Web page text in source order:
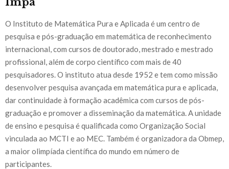
O Instituto de Matemática Pura e Aplicada é um centro de
pesquisa e pós-graduação em matemática de reconhecimento
internacional, com cursos de doutorado, mestrado e mestrado
profissional, além de corpo científico com mais de 40
pesquisadores. O instituto atua desde 1952 e tem como missão
desenvolver pesquisa avançada em matemática pura e aplicada,
dar continuidade à formação acadêmica com cursos de pós-
graduação e promover a disseminação da matemática. A unidade
de ensino e pesquisa é qualificada como Organização Social
vinculada ao MCTI e ao MEC. Também é organizadora da Obmep,
a maior olimpíada científica do mundo em número de
participantes.